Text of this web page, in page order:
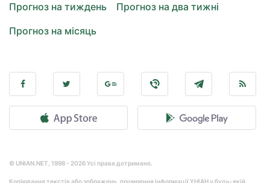
Прогноз на тиждень
Прогноз на два тижні
Прогноз на місяць
© UNIAN.NET, 1998 - 2026 Усі права дотримано.
Копіювання текстів або зображень, поширення інформації УНІАН у будь-якій